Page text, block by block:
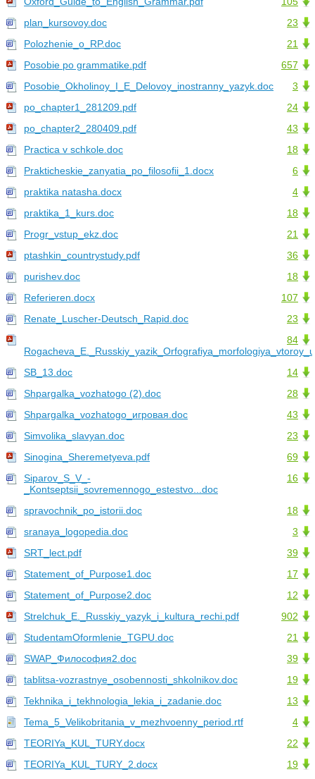
23
plan_kursovoy.doc
21
Polozhenie_o_RP.doc
657
Posobie po grammatike.pdf
3
Posobie_Okholinoy_I_E_Delovoy_inostranny_yazyk.doc
24
po_chapter1_281209.pdf
43
po_chapter2_280409.pdf
18
Practica v schkole.doc
6
Prakticheskie_zanyatia_po_filosofii_1.docx
4
praktika natasha.docx
18
praktika_1_kurs.doc
21
Progr_vstup_ekz.doc
36
ptashkin_countrystudy.pdf
18
purishev.doc
107
Referieren.docx
23
Renate_Luscher-Deutsch_Rapid.doc
84
14
SB_13.doc
28
Shpargalka_vozhatogo (2).doc
43
Shpargalka_vozhatogo_игровая.doc
23
Simvolika_slavyan.doc
69
Sinogina_Sheremetyeva.pdf
16
Siparov_S_V_-
_Kontseptsii_sovremennogo_estestvo...doc
18
spravochnik_po_istorii.doc
3
sranaya_logopedia.doc
39
SRT_lect.pdf
17
Statement_of_Purpose1.doc
12
Statement_of_Purpose2.doc
902
Strelchuk_E._Russkiy_yazyk_i_kultura_rechi.pdf
21
StudentamOformlenie_TGPU.doc
39
SWAP_Философия2.doc
19
tablitsa-vozrastnye_osobennosti_shkolnikov.doc
13
Tekhnika_i_tekhnologia_lekia_i_zadanie.doc
4
Tema_5_Velikobritania_v_mezhvoenny_period.rtf
22
TEORIYa_KUL_TURY.docx
19
TEORIYa_KUL_TURY_2.docx